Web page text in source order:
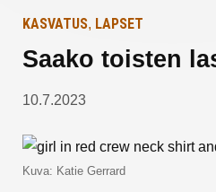
KASVATUS, LAPSET
Saako toisten
10.7.2023
Kuva: Katie Gerrard